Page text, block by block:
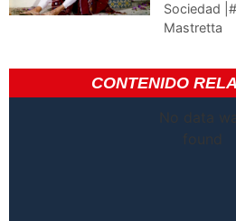
Sociedad
Mastretta
CONTENIDO
No data
found